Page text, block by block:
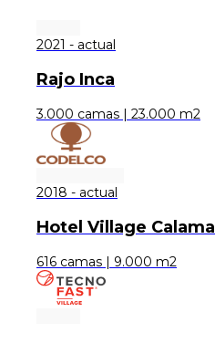
2021 - actual
Rajo Inca
3.000 camas | 23.000 m2
2018 - actual
Hotel Village Calama
616 camas | 9.000 m2